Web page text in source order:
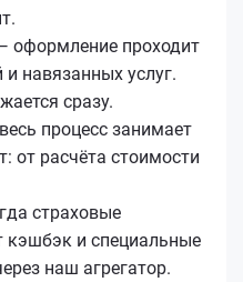
оформление проходит
навязанных услуг.
сразу.
процесс занимает
от расчёта стоимости
страховые
кэшбэк и специальные
наш агрегатор.